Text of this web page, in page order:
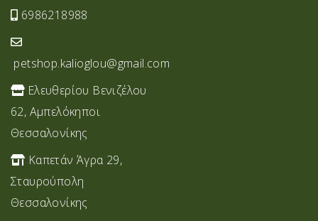
6986218988
petshop.kalioglou@gmail.com
Ελευθερίου Βενιζέλου
62, Αμπελόκηποι
Θεσσαλονίκης
Καπετάν Άγρα 29,
Σταυρoύπολη
Θεσσαλονίκης